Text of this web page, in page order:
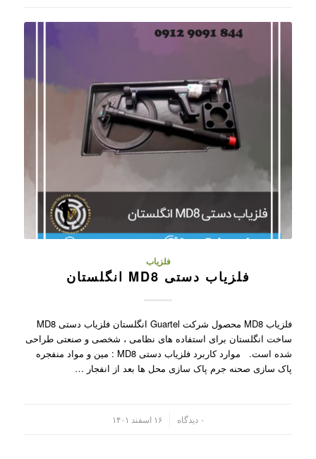
فلزیاب
فلزیاب دستی MD8 انگلستان
فلزیاب MD8 محصول شرکت Guartel انگلستان فلزیاب دستی MD8
ساخت انگلستان برای استفاده های نظامی ، شخصی و صنعتی طراحی
شده است. موارد کاربرد فلزیاب دستی MD8 : مین و مواد منفجره
پاک سازی صحنه جرم پاک سازی محل ها بعد از انفجار …
۰ دیدگاه ۱۶ اسفند ۱۴۰۱